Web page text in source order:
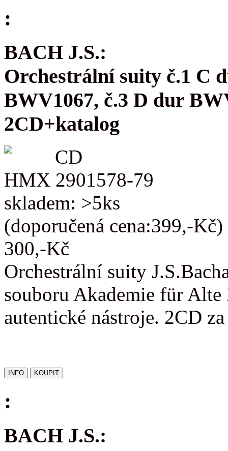
:
BACH J.S.:
Orchestrální suity č.1 C
BWV1067, č.3 D dur
2CD+katalog
CD
HMX 2901578-79
skladem: >5ks
(doporučená cena:399,-Kč)
300,-Kč
Orchestrální suity
souboru Akademie für
autentické nástroje. 2CD
:
BACH J.S.: